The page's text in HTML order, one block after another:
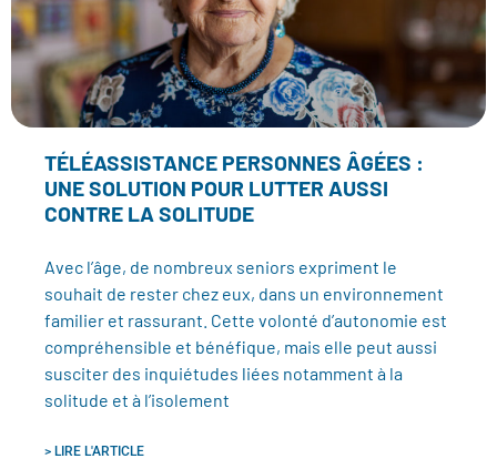
TÉLÉASSISTANCE PERSONNES ÂGÉES :
UNE SOLUTION POUR LUTTER AUSSI
CONTRE LA SOLITUDE
Avec l’âge, de nombreux seniors expriment le
souhait de rester chez eux, dans un environnement
familier et rassurant. Cette volonté d’autonomie est
compréhensible et bénéfique, mais elle peut aussi
susciter des inquiétudes liées notamment à la
solitude et à l’isolement
> LIRE L'ARTICLE